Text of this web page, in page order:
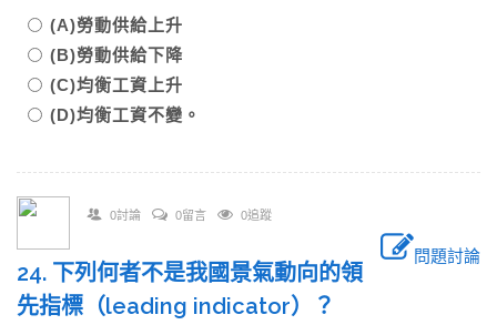
(A)勞動供給上升
(B)勞動供給下降
(C)均衡工資上升
(D)均衡工資不變。
0討論 0留言 0追蹤
問題討論
24. 下列何者不是我國景氣動向的領
先指標（leading indicator）？